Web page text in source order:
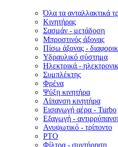
Όλα τα ανταλλακτικά
Κινητήρας
Σασμάν - μετάδοση
Μπροστινός άξονας
Πίσω άξονας -
Υδραυλικό σύστημα
Ηλεκτρικά -
Συμπλέκτης
Φρένα
Ψύξη κινητήρα
Λίπανση κινητήρα
Εισαγωγή αέρα - Turbo
Εξαγωγή -
Ανυψωτικό - τρίποντο
PTO
Φίλτρα - συντήρηση